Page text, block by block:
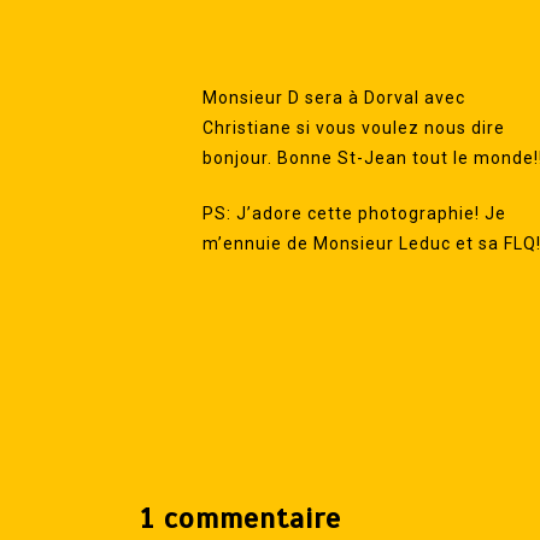
Monsieur D sera à Dorval avec
Christiane si vous voulez nous dire
bonjour. Bonne St-Jean tout le
PS: J’adore cette photographie! Je
m’ennuie de Monsieur Leduc et sa
1 commentaire